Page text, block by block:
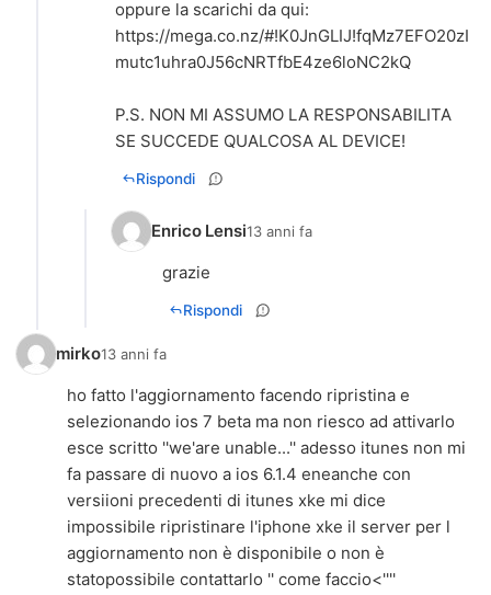
https://mega.co.nz/#!K0JnGLIJ!fqMz7EFO20zI
mutc1uhra0J56cNRTfbE4ze6loNC2kQ
P.S. NON MI ASSUMO LA RESPONSABILITA
SE SUCCEDE QUALCOSA AL DEVICE!
Rispondi
Enrico Lensi13 anni fa
grazie
Rispondi
mirko13 anni fa
ho fatto l'aggiornamento facendo ripristina e
selezionando ios 7 beta ma non riesco ad attivarlo
esce scritto ''we'are unable...'' adesso itunes non mi
fa passare di nuovo a ios 6.1.4 eneanche con
versiioni precedenti di itunes xke mi dice
impossibile ripristinare l'iphone xke il server per l
aggiornamento non è disponibile o non è
statopossibile contattarlo '' come faccio<''''